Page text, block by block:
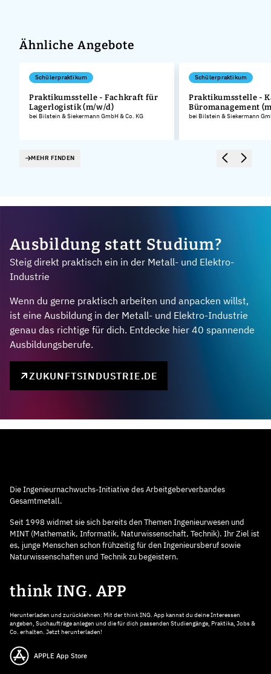
Ähnliche Angebote
Schülerpraktikum
Praktikumsstelle - Fachkraft für
Lagerlogistik (m/w/d)
bei Bilstein & Siekermann GmbH & Co. KG
Schülerpraktikum
Praktikumsstelle -
Büromanagement
bei Bilstein & Siekermann
MEHR FINDEN
Ausbildung statt Studium?
Steig direkt praktisch ein in der Metall- und Elektro-
Industrie
Wenn du gerne praktisch arbeiten und anpacken willst,
ist eine Ausbildung in der Metall- und Elektro-Industrie
genau das richtige für dich. Entdecke hier 40 spannende
Ausbildungsberufe.
ZUKUNFTSINDUSTRIE.DE
Die Ingenieurnachwuchs-Initiative des Arbeitgeberverbandes
Gesamtmetall.
Seit 1998 widmet sie sich bereits den Themen Ingenieurwesen und
MINT (Mathematik, Informatik, Naturwissenschaft, Technik). Ihr Ziel ist
es, junge Menschen schon frühzeitig für den Ingenieursberuf sowie
Naturwissenschaften und Technik zu begeistern.
think ING. APP
Herunterladen und zurücklehnen: Mit der think ING. App kannst du deine Interessen
angeben, Suchaufträge anlegen und die für dich passenden Studiengänge, Praktika, Jobs &
Co. erhalten. Jetzt herunterladen!
APPLE App Store